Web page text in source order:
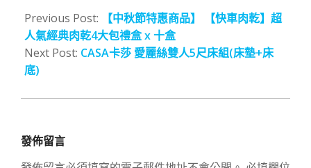
08-
18
Previous Post:
【中秋節特惠商品】 【快車肉乾】超
人氣經典肉乾4大包禮盒 x 十盒
Next Post: CASA卡莎 愛麗絲雙人5尺床組(床墊+床
底)
發佈留言